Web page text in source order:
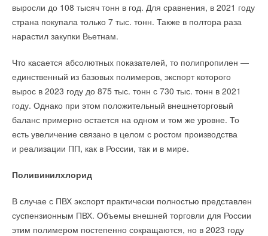
выросли до 108 тысяч тонн в год. Для сравнения, в 2021 году
страна покупала только 7 тыс. тонн. Также в полтора раза
нарастил закупки Вьетнам.
Что касается абсолютных показателей, то полипропилен —
единственный из базовых полимеров, экспорт которого
вырос в 2023 году до 875 тыс. тонн с 730 тыс. тонн в 2021
году. Однако при этом положительный внешнеторговый
баланс примерно остается на одном и том же уровне. То
есть увеличение связано в целом с ростом производства
и реализации ПП, как в России, так и в мире.
Поливинилхлорид
В случае с ПВХ экспорт практически полностью представлен
суспензионным ПВХ. Объемы внешней торговли для России
этим полимером постепенно сокращаются, но в 2023 году